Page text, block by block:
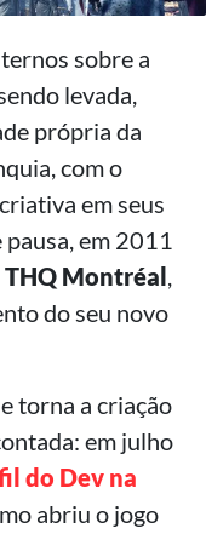
sobre a
levada,
própria da
com o
em seus
em 2011
THQ Montréal,
do seu novo
torna a criação
em julho
do Dev na
abriu o jogo